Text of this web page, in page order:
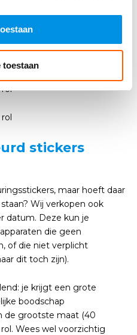
toestaan
stickers
maar hoeft daar
Wij verkopen ook
datum. Deze kun je
die geen
of die niet verplicht
dit toch zijn).
je krijgt een grote
boodschap
de grootste maat (40
Wees wel voorzichtig